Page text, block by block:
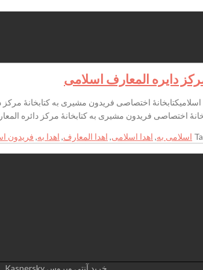
دایره المعارف اسلامی
فریدون مشیری به کتابخانۀ مرکز دائره المعارف بزرگ اسلامی
اسلامی به, اهدا اسلامی, اهدا المعارف, اهدا به, فریدون
خرید آنتی ویروس Kaspersky